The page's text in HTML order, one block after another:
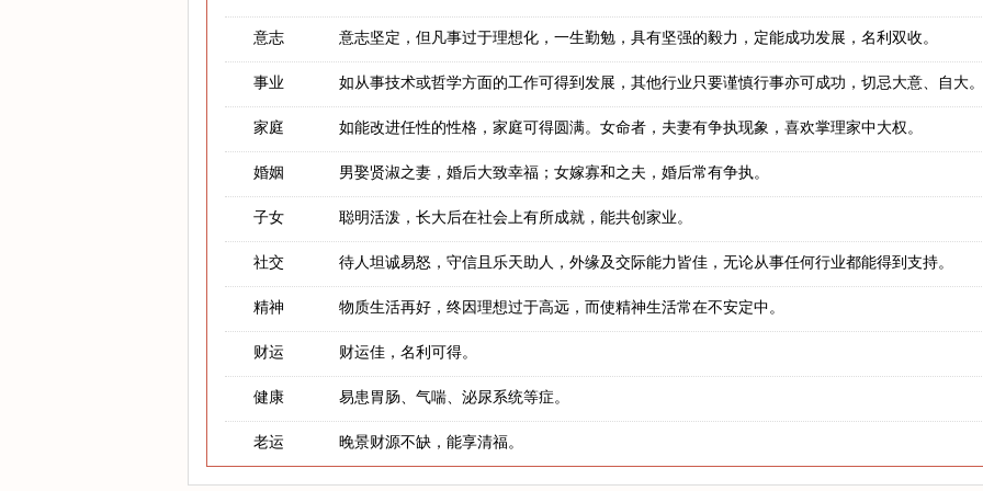
意志 意志坚定，但凡事过于理想化，一生勤勉，具有坚强的毅力，定能成功发展，名利双收。
事业 如从事技术或哲学方面的工作可得到发展，其他行业只要谨慎行事亦可成功，切忌大意、自大。
家庭 如能改进任性的性格，家庭可得圆满。女命者，夫妻有争执现象，喜欢掌理家中大权。
婚姻 男娶贤淑之妻，婚后大致幸福；女嫁寡和之夫，婚后常有争执。
子女 聪明活泼，长大后在社会上有所成就，能共创家业。
社交 待人坦诚易怒，守信且乐天助人，外缘及交际能力皆佳，无论从事任何行业都能得到支持。
精神 物质生活再好，终因理想过于高远，而使精神生活常在不安定中。
财运 财运佳，名利可得。
健康 易患胃肠、气喘、泌尿系统等症。
老运 晚景财源不缺，能享清福。